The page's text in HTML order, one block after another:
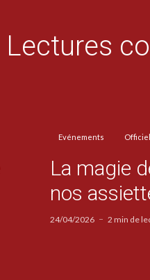
Lectures
Evénements
La magie
nos
24/04/2026 2 min de